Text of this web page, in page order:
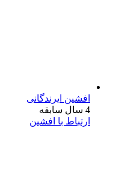
افشین ایرندگانی
4 سال سابقه
ارتباط با افشین